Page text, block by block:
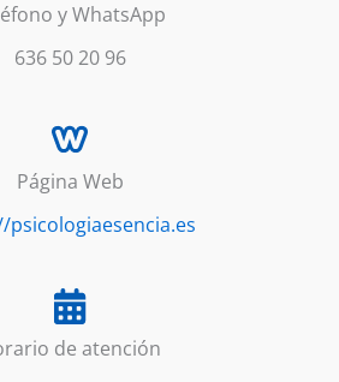
y WhatsApp
636 50 20 96
Página Web
psicologiaesencia.es
de atención